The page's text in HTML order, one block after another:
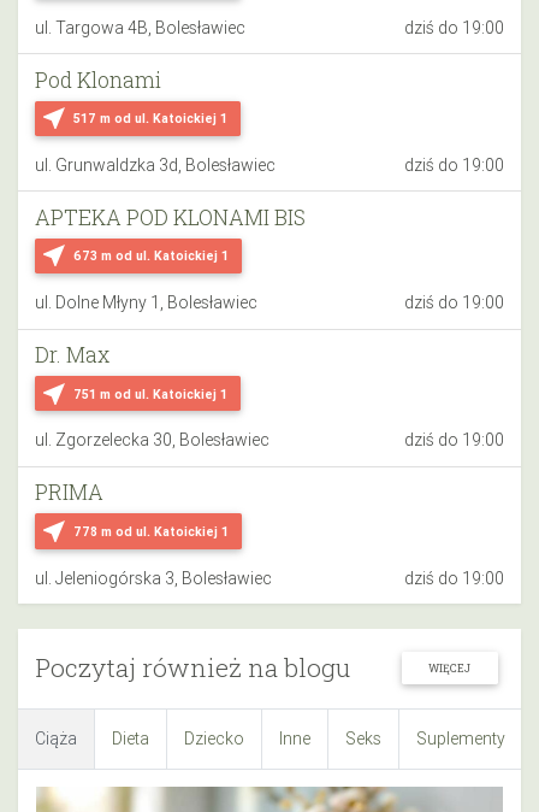
ul. Targowa 4B, Bolesławiec dziś do 19:00
near_me 517 m od ul. Katoickiej 1
Pod Klonami
ul. Grunwaldzka 3d, Bolesławiec dziś do 19:00
near_me 673 m od ul. Katoickiej 1
APTEKA POD KLONAMI BIS
ul. Dolne Młyny 1, Bolesławiec dziś do 19:00
near_me 751 m od ul. Katoickiej 1
Dr. Max
ul. Zgorzelecka 30, Bolesławiec dziś do 19:00
near_me 778 m od ul. Katoickiej 1
PRIMA
ul. Jeleniogórska 3, Bolesławiec dziś do 19:00
Poczytaj również na blogu WIĘCEJ
Ciąża Dieta Dziecko Inne Seks Suplementy